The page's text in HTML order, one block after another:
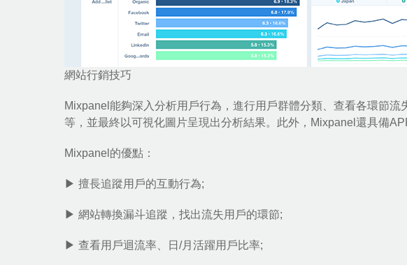
網站行銷技巧
Mixpanel能夠深入分析用戶行為，進行用戶群體分類、查看各環節
等，並最終以可視化圖片呈現出分析結果。此外，Mixpanel還具備
Mixpanel的優點：
▶ 擅長追蹤用戶的互動行為;
▶ 網站轉換漏斗追蹤，找出流失用戶的環節;
▶ 查看用戶迴流率、日/月活躍用戶比率;